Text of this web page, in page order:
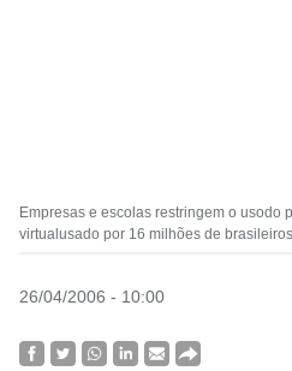
Empresas e escolas restringem o usodo
virtualusado por 16 milhões de
26/04/2006 - 10:00